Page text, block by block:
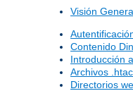
Visión
Contenido
Introducción
Archivos
Directorios